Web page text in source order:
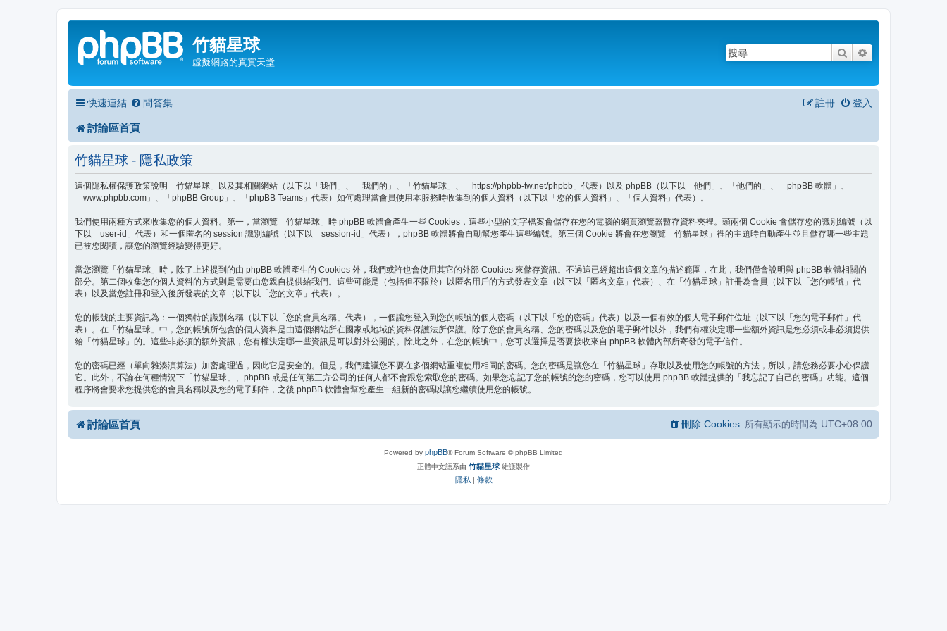
竹貓星球
虛擬網路的真實天堂
搜尋
快速連結 問答集 登入
註冊
討論區首頁
竹貓星球 - 隱私政策
這個隱私權保護政策說明「竹貓星球」以及其相關網站（以下以「我們」、「我們的」、「竹貓星球」、「https://phpbb-tw.net/phpbb」代表）以及 phpBB（以下以「他們」、「他們的」、「phpBB 軟體」、
「www.phpbb.com」、「phpBB Group」、「phpBB Teams」代表）如何處理當會員使用本服務時收集到的個人資料（以下以「您的個人資料」、「個人資料」代表）。
我們使用兩種方式來收集您的個人資料。第一，當瀏覽「竹貓星球」時 phpBB 軟體會產生一些 Cookies，這些小型的文字檔案會儲存在您的電腦的網頁瀏覽器暫存資料夾裡。頭兩個 Cookie 會儲存您的識別編號（以
下以「user-id」代表）和一個匿名的 session 識別編號（以下以「session-id」代表），phpBB 軟體將會自動幫您產生這些編號。第三個 Cookie 將會在您瀏覽「竹貓星球」裡的主題時自動產生並且儲存哪一些主題
已被您閱讀，讓您的瀏覽經驗變得更好。
當您瀏覽「竹貓星球」時，除了上述提到的由 phpBB 軟體產生的 Cookies 外，我們或許也會使用其它的外部 Cookies 來儲存資訊。不過這已經超出這個文章的描述範圍，在此，我們僅會說明與 phpBB 軟體相關的
部分。第二個收集您的個人資料的方式則是需要由您親自提供給我們。這些可能是（包括但不限於）以匿名用戶的方式發表文章（以下以「匿名文章」代表）、在「竹貓星球」註冊為會員（以下以「您的帳號」代
表）以及當您註冊和登入後所發表的文章（以下以「您的文章」代表）。
您的帳號的主要資訊為：一個獨特的識別名稱（以下以「您的會員名稱」代表），一個讓您登入到您的帳號的個人密碼（以下以「您的密碼」代表）以及一個有效的個人電子郵件位址（以下以「您的電子郵件」代
表）。在「竹貓星球」中，您的帳號所包含的個人資料是由這個網站所在國家或地域的資料保護法所保護。除了您的會員名稱、您的密碼以及您的電子郵件以外，我們有權決定哪一些額外資訊是您必須或非必須提供
給「竹貓星球」的。這些非必須的額外資訊，您有權決定哪一些資訊是可以對外公開的。除此之外，在您的帳號中，您可以選擇是否要接收來自 phpBB 軟體內部所寄發的電子信件。
您的密碼已經（單向雜湊演算法）加密處理過，因此它是安全的。但是，我們建議您不要在多個網站重複使用相同的密碼。您的密碼是讓您在「竹貓星球」存取以及使用您的帳號的方法，所以，請您務必要小心保護
它。此外，不論在何種情況下「竹貓星球」、phpBB 或是任何第三方公司的任何人都不會跟您索取您的密碼。如果您忘記了您的帳號的您的密碼，您可以使用 phpBB 軟體提供的「我忘記了自己的密碼」功能。這個
程序將會要求您提供您的會員名稱以及您的電子郵件，之後 phpBB 軟體會幫您產生一組新的密碼以讓您繼續使用您的帳號。
討論區首頁 所有顯示的時間為 UTC+08:00
刪除 Cookies
Powered by phpBB® Forum Software © phpBB Limited
正體中文語系由 竹貓星球 維護製作
隱私 | 條款